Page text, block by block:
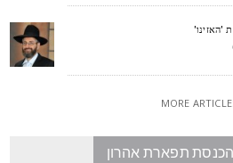
MORE
תפארת אהרון